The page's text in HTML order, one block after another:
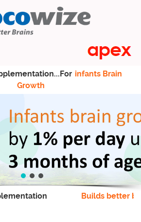
infants Brain
Growth
Builds better